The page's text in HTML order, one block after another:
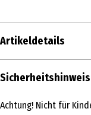
Artikeldetails
Inhalt
Produkttyp
Sicherheitshinweis
Achtung! Nicht für